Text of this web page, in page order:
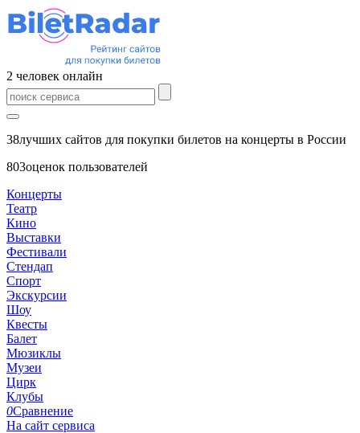
2 человек онлайн
38лучших сайтов для покупки билетов на концерты в России
803оценок пользователей
Концерты
Театр
Кино
Выставки
Фестивали
Стендап
Спорт
Экскурсии
Шоу
Квесты
Балет
Мюзиклы
Музеи
Цирк
Клубы
0Сравнение
На сайт сервиса